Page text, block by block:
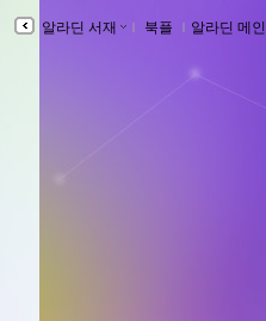
알라딘 서재 ｌ 북플 ｌ 알라딘 메인